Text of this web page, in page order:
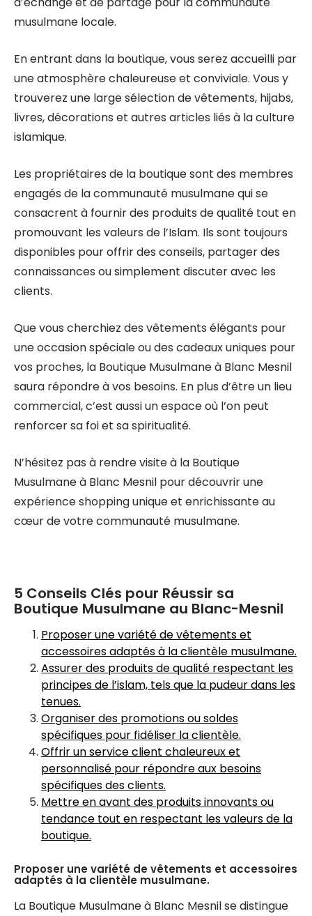
musulmane locale.
En entrant dans la boutique, vous serez accueilli par
une atmosphère chaleureuse et conviviale. Vous y
trouverez une large sélection de vêtements, hijabs,
livres, décorations et autres articles liés à la culture
islamique.
Les propriétaires de la boutique sont des membres
engagés de la communauté musulmane qui se
consacrent à fournir des produits de qualité tout en
promouvant les valeurs de l’Islam. Ils sont toujours
disponibles pour offrir des conseils, partager des
connaissances ou simplement discuter avec les
clients.
Que vous cherchiez des vêtements élégants pour
une occasion spéciale ou des cadeaux uniques pour
vos proches, la Boutique Musulmane à Blanc Mesnil
saura répondre à vos besoins. En plus d’être un lieu
commercial, c’est aussi un espace où l’on peut
renforcer sa foi et sa spiritualité.
N’hésitez pas à rendre visite à la Boutique
Musulmane à Blanc Mesnil pour découvrir une
expérience shopping unique et enrichissante au
cœur de votre communauté musulmane.
5 Conseils Clés pour Réussir sa
Boutique Musulmane au Blanc-Mesnil
Proposer une variété de vêtements et
accessoires adaptés à la clientèle musulmane.
Assurer des produits de qualité respectant les
principes de l’islam, tels que la pudeur dans les
tenues.
Organiser des promotions ou soldes
spécifiques pour fidéliser la clientèle.
Offrir un service client chaleureux et
personnalisé pour répondre aux besoins
spécifiques des clients.
Mettre en avant des produits innovants ou
tendance tout en respectant les valeurs de la
boutique.
Proposer une variété de vêtements et accessoires
adaptés à la clientèle musulmane.
La Boutique Musulmane à Blanc Mesnil se distingue